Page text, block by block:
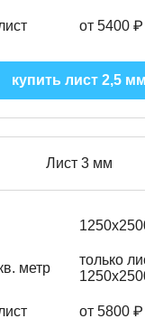
от 5400 ₽
купить лист 2,5 мм
Лист 3 мм
метр
только
от 5800 ₽